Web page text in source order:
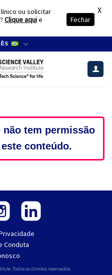
não tem permissão
conteúdo.
Conduta
Todos os direitos reservados.
ou solicitar
Clique aquie
Fechar
X